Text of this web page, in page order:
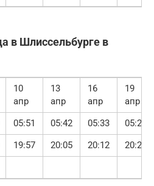
в Шлиссельбурге в
10
апр
13
апр
16
апр
19
апр
05:51 05:42 05:33
05:25
19:57 20:05 20:12 20:20